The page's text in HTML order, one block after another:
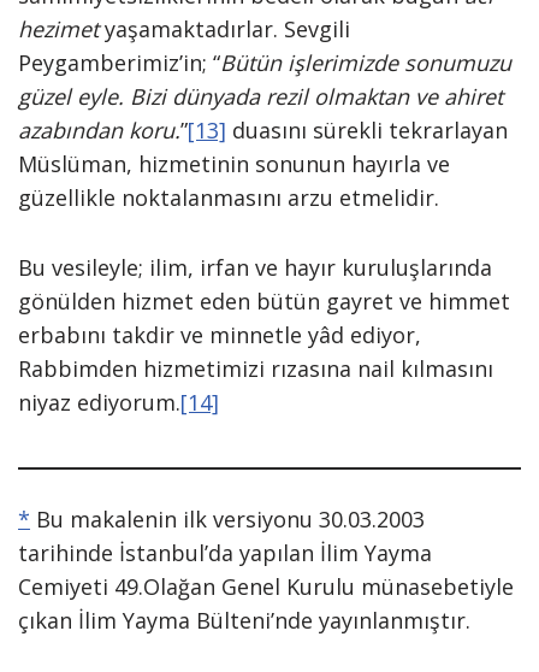
hezimetyaşamaktadırlar. Sevgili
Peygamberimiz’in; “Bütün işlerimizde sonumuzu
güzel eyle. Bizi dünyada rezil olmaktan ve ahiret
azabından koru.”[13] duasını sürekli tekrarlayan
Müslüman, hizmetinin sonunun hayırla ve
güzellikle noktalanmasını arzu etmelidir.
Bu vesileyle; ilim, irfan ve hayır kuruluşlarında
gönülden hizmet eden bütün gayret ve himmet
erbabını takdir ve minnetle yâd ediyor,
Rabbimden hizmetimizi rızasına nail kılmasını
niyaz ediyorum.[14]
* Bu makalenin ilk versiyonu 30.03.2003
tarihinde İstanbul’da yapılan İlim Yayma
Cemiyeti 49.Olağan Genel Kurulu münasebetiyle
çıkan İlim Yayma Bülteni’nde yayınlanmıştır.